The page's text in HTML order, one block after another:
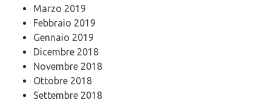
Marzo 2019
Febbraio 2019
Gennaio 2019
Dicembre 2018
Novembre 2018
Ottobre 2018
Settembre 2018